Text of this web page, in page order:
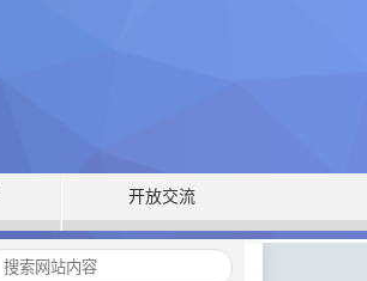
开放交流